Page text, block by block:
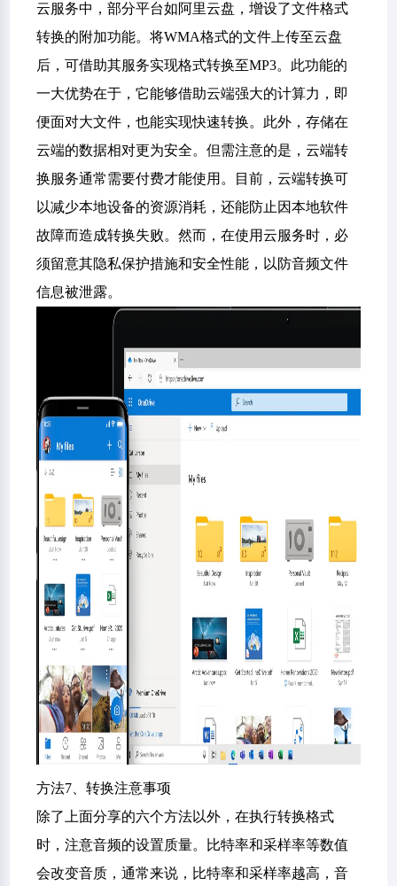
云服务中，部分平台如阿里云盘，增设了文件格式
转换的附加功能。将WMA格式的文件上传至云盘
后，可借助其服务实现格式转换至MP3。此功能的
一大优势在于，它能够借助云端强大的计算力，即
便面对大文件，也能实现快速转换。此外，存储在
云端的数据相对更为安全。但需注意的是，云端转
换服务通常需要付费才能使用。目前，云端转换可
以减少本地设备的资源消耗，还能防止因本地软件
故障而造成转换失败。然而，在使用云服务时，必
须留意其隐私保护措施和安全性能，以防音频文件
信息被泄露。
方法7、转换注意事项
除了上面分享的六个方法以外，在执行转换格式
时，注意音频的设置质量。比特率和采样率等数值
会改变音质，通常来说，比特率和采样率越高，音